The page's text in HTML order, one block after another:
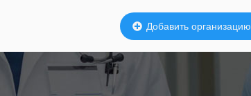
Добавить организацию